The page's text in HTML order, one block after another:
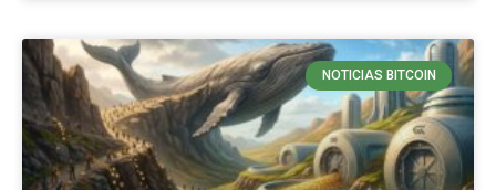
NOTICIAS BITCOIN